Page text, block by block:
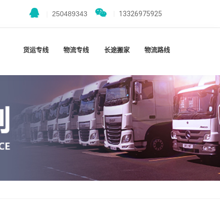
250489343 13326975925
货运专线 物流专线 长途搬家 物流路线